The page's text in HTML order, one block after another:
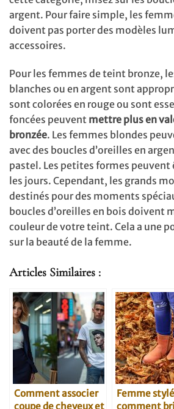
argent. Pour faire simple, les
doivent pas porter des modèles
accessoires.
Pour les femmes de teint bronze,
blanches ou en argent sont
sont colorées en rouge ou sont
foncées peuvent mettre plus en
bronzée. Les femmes blondes
avec des boucles d’oreilles en
pastel. Les petites formes peuvent
les jours. Cependant, les grands
destinés pour des moments
boucles d’oreilles en bois doivent
couleur de votre teint. Cela a une
sur la beauté de la femme.
Articles Similaires :
Comment associer
coupe de cheveux et
Femme
comment